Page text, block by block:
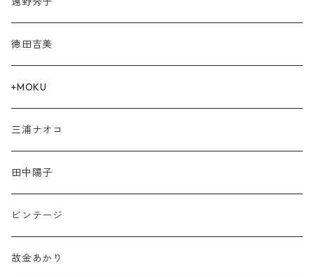
徳田吉美
+MOKU
三浦ナオコ
田中陽子
ビンテージ
故金あかり